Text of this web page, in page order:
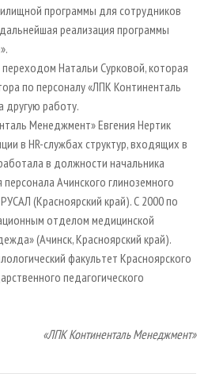
программы для сотрудников
реализация программы
Натальи Сурковой, которая
по персоналу «ЛПК Континенталь
другую работу.
Менеджмент» Евгения Нертик
в HR-службах структур, входящих в
в должности начальника
Ачинского глиноземного
(Красноярский край). С 2000 по
отделом медицинской
(Ачинск, Красноярский край).
факультет Красноярского
педагогического
«ЛПК Континенталь Менеджмент»